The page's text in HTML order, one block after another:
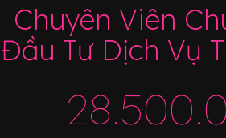
Chuyên Viên
Đầu Tư Dịch Vụ